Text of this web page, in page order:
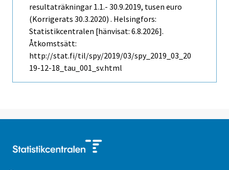
resultaträkningar 1.1.- 30.9.2019, tusen euro
(Korrigerats 30.3.2020) . Helsingfors:
Statistikcentralen [hänvisat: 6.8.2026].
Åtkomstsätt:
http://stat.fi/til/spy/2019/03/spy_2019_03_20
19-12-18_tau_001_sv.html